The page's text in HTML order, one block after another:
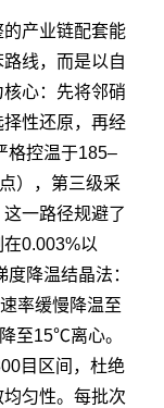
产业链配套能
线，而是以自
心：先将邻硝
性还原，再经
格控温于185–
），第三级采
一路径规避了
0.003%以
降温结晶法：
率缓慢降温至
至15℃离心。
目区间，杜绝
匀性。每批次